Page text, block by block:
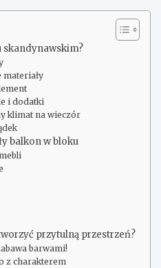
skandynawskim?
materiały
i dodatki
klimat na wieczór
balkon w bloku
przytulną przestrzeń?
barwami!
z charakterem